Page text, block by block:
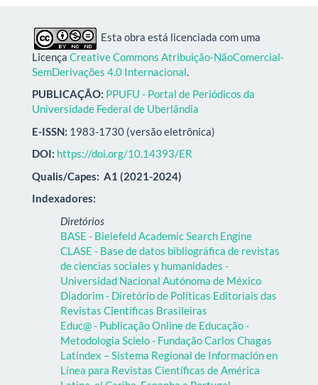
Esta obra está licenciada com uma
Licença Creative Commons Atribuição-NãoComercial-
SemDerivações 4.0 Internacional.
PUBLICAÇÃO: PPUFU - Portal de Periódicos da
Universidade Federal de Uberlândia
E-ISSN: 1983-1730 (versão eletrônica)
DOI: https://doi.org/10.14393/ER
Qualis/Capes: A1 (2021-2024)
Indexadores:
Diretórios
BASE - Bielefeld Academic Search Engine
CLASE - Base de datos bibliográfica de revistas
de ciencias sociales y humanidades -
Universidad Nacional Autónoma de México
Diadorim - Diretório de Políticas Editoriais das
Revistas Científicas Brasileiras
Educ@ - Publicação Online de Educação -
Metodologia Scielo - Fundação Carlos Chagas
Latindex – Sistema Regional de Información en
Línea para Revistas Científicas de América